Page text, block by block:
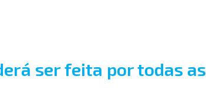
ser feita por todas as